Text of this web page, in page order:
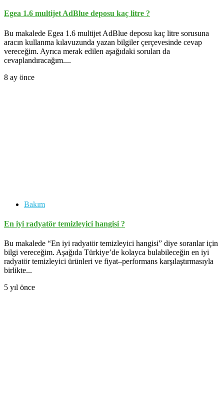
Egea 1.6 multijet AdBlue deposu kaç litre ?
Bu makalede Egea 1.6 multijet AdBlue deposu kaç litre sorusuna
aracın kullanma kılavuzunda yazan bilgiler çerçevesinde cevap
vereceğim. Ayrıca merak edilen aşağıdaki soruları da
cevaplandıracağım....
8 ay önce
Bakım
En iyi radyatör temizleyici hangisi ?
Bu makalede “En iyi radyatör temizleyici hangisi” diye soranlar için
bilgi vereceğim. Aşağıda Türkiye’de kolayca bulabileceğin en iyi
radyatör temizleyici ürünleri ve fiyat–performans karşılaştırmasıyla
birlikte...
5 yıl önce